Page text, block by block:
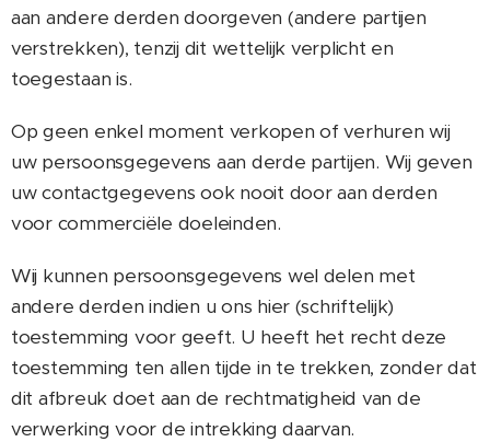
aan andere derden doorgeven (andere partijen
verstrekken), tenzij dit wettelijk verplicht en
toegestaan is.
Op geen enkel moment verkopen of verhuren wij
uw persoonsgegevens aan derde partijen. Wij geven
uw contactgegevens ook nooit door aan derden
voor commerciële doeleinden.
Wij kunnen persoonsgegevens wel delen met
andere derden indien u ons hier (schriftelijk)
toestemming voor geeft. U heeft het recht deze
toestemming ten allen tijde in te trekken, zonder dat
dit afbreuk doet aan de rechtmatigheid van de
verwerking voor de intrekking daarvan.